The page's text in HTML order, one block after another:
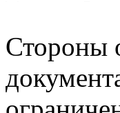
Стороны